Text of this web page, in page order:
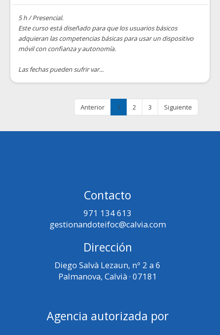
5 h / Presencial.
Este curso está diseñado para que los usuarios básicos
adquieran las competencias básicas para usar un dispositivo
móvil con confianza y autonomía.
Las fechas pueden sufrir var...
Anterior 1 2 3 Siguiente
Contacto
971 134 613
gestionandoteifoc@calvia.com
Dirección
Diego Salvà Lezaun, nº 2 a 6
Palmanova, Calvià · 07181
Agencia autorizada por